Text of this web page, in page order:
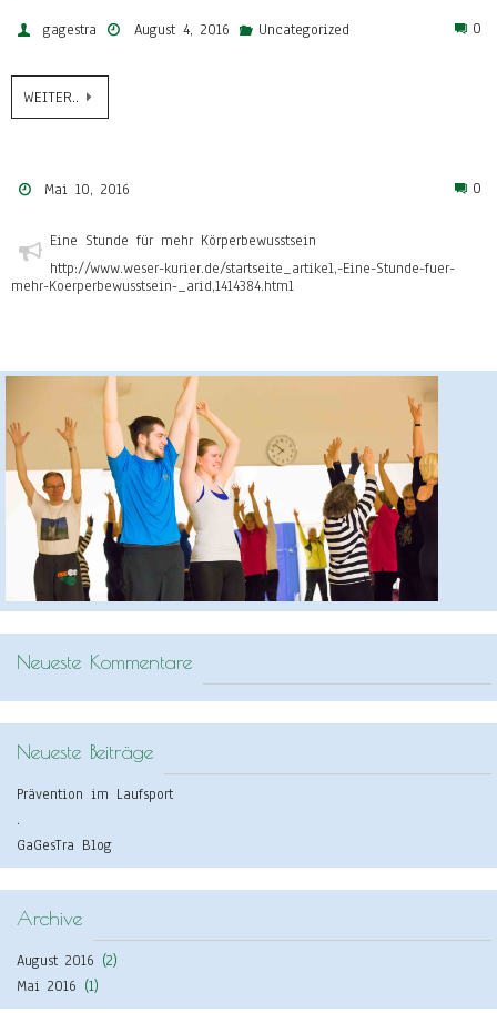
gagestra August 4, 2016 Uncategorized 0
WEITER..
Mai 10, 2016 0
Eine Stunde für mehr Körperbewusstsein
http://www.weser-kurier.de/startseite_artikel,-Eine-Stunde-fuer-
mehr-Koerperbewusstsein-_arid,1414384.html
Neueste Kommentare
Neueste Beiträge
Prävention im Laufsport
.
GaGesTra Blog
Archive
August 2016 (2)
Mai 2016 (1)